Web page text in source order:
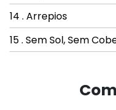
14 . Arrepios
15 . Sem Sol, Sem